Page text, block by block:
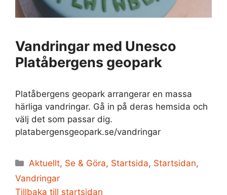
Vandringar med Unesco
Platåbergens geopark
Platåbergens geopark arrangerar en massa
härliga vandringar. Gå in på deras hemsida och
välj det som passar dig.
platabergensgeopark.se/vandringar
Kategorier
Aktuellt, Se & Göra, Startsida, Startsidan,
Vandringar
Tillbaka till startsidan